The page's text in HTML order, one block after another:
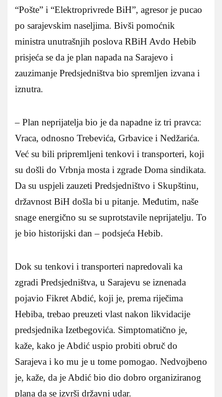
“Pošte” i “Elektroprivrede BiH”, agresor je pucao
po sarajevskim naseljima. Bivši pomoćnik
ministra unutrašnjih poslova RBiH Avdo Hebib
prisjeća se da je plan napada na Sarajevo i
zauzimanje Predsjedništva bio spremljen izvana i
iznutra.
– Plan neprijatelja bio je da napadne iz tri pravca:
Vraca, odnosno Trebevića, Grbavice i Nedžarića.
Već su bili pripremljeni tenkovi i transporteri, koji
su došli do Vrbnja mosta i zgrade Doma sindikata.
Da su uspjeli zauzeti Predsjedništvo i Skupštinu,
državnost BiH došla bi u pitanje. Međutim, naše
snage energično su se suprotstavile neprijatelju. To
je bio historijski dan – podsjeća Hebib.
Dok su tenkovi i transporteri napredovali ka
zgradi Predsjedništva, u Sarajevu se iznenada
pojavio Fikret Abdić, koji je, prema riječima
Hebiba, trebao preuzeti vlast nakon likvidacije
predsjednika Izetbegovića. Simptomatično je,
kaže, kako je Abdić uspio probiti obruč do
Sarajeva i ko mu je u tome pomogao. Nedvojbeno
je, kaže, da je Abdić bio dio dobro organiziranog
plana da se izvrši državni udar.